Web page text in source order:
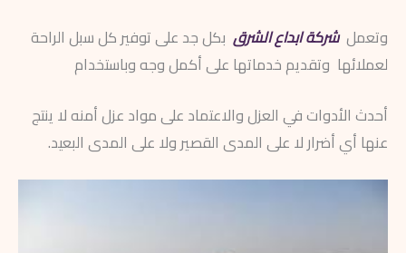
وتعملشركة ابداع الشرق بكل جد على توفير كل سبل الراحة
لعملائها وتقديم خدماتها على أكمل وجه وباستخدام
أحدث الأدوات في العزل والاعتماد على مواد عزل أمنه لا ينتج
عنها أي أضرار لا على المدى القصير ولا على المدى البعيد.